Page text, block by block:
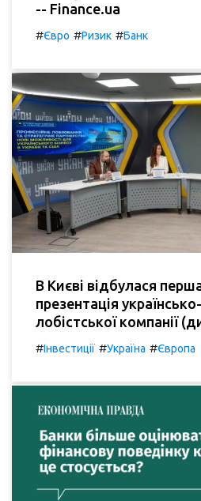
-- Finance.ua
#Євро #Ризик #Банк
В Києві відбулася
презентація
лобістської компанії
#Інвестиції #Україна #Європа